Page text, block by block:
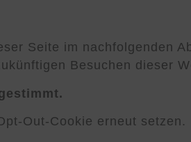
Seite im nachfolgenden
Besuchen dieser
Out-Cookie erneut setzen.